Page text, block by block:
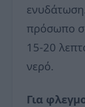
πρόσωπο
15-20
νερό.
Για